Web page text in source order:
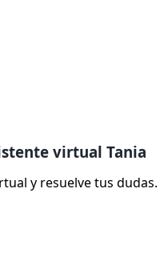
virtual Tania
y resuelve tus dudas.